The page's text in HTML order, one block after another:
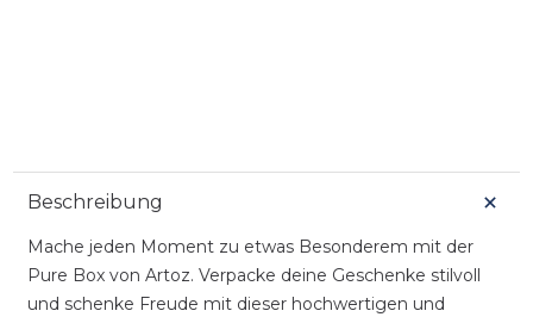
Beschreibung
Mache jeden Moment zu etwas Besonderem mit der
Pure Box von Artoz. Verpacke deine Geschenke stilvoll
und schenke Freude mit dieser hochwertigen und